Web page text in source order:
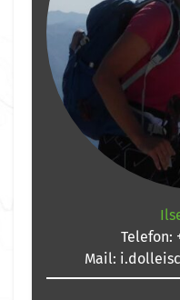
Telefon:
Mail: